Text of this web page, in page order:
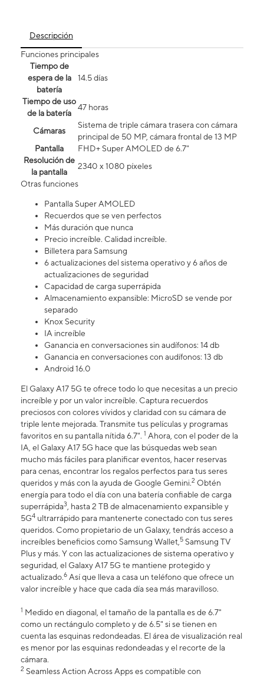
Descripción
Funciones principales
Tiempo de
espera de la
batería
14.5 días
Tiempo de uso
de la batería
47 horas
Cámaras
Sistema de triple cámara trasera con cámara
principal de 50 MP, cámara frontal de 13 MP
Pantalla
FHD+ Super AMOLED de 6.7"
Resolución de
la pantalla
2340 x 1080 píxeles
Otras funciones
Pantalla Super AMOLED
Recuerdos que se ven perfectos
Más duración que nunca
Precio increíble. Calidad increíble.
Billetera para Samsung
6 actualizaciones del sistema operativo y 6 años de
actualizaciones de seguridad
Capacidad de carga superrápida
Almacenamiento expansible: MicroSD se vende por
separado
Knox Security
IA increíble
Ganancia en conversaciones sin audífonos: 14 db
Ganancia en conversaciones con audífonos: 13 db
Android 16.0
El Galaxy A17 5G te ofrece todo lo que necesitas a un precio
increíble y por un valor increíble. Captura recuerdos
preciosos con colores vívidos y claridad con su cámara de
triple lente mejorada. Transmite tus películas y programas
favoritos en su pantalla nítida 6.7". 1 Ahora, con el poder de la
IA, el Galaxy A17 5G hace que las búsquedas web sean
mucho más fáciles para planificar eventos, hacer reservas
para cenas, encontrar los regalos perfectos para tus seres
queridos y más con la ayuda de Google Gemini.2 Obtén
energía para todo el día con una batería confiable de carga
superrápida3, hasta 2 TB de almacenamiento expansible y
5G4 ultrarrápido para mantenerte conectado con tus seres
queridos. Como propietario de un Galaxy, tendrás acceso a
increíbles beneficios como Samsung Wallet,5 Samsung TV
Plus y más. Y con las actualizaciones de sistema operativo y
seguridad, el Galaxy A17 5G te mantiene protegido y
actualizado.6 Así que lleva a casa un teléfono que ofrece un
valor increíble y hace que cada día sea más maravilloso.
1 Medido en diagonal, el tamaño de la pantalla es de 6.7"
como un rectángulo completo y de 6.5" si se tienen en
cuenta las esquinas redondeadas. El área de visualización real
es menor por las esquinas redondeadas y el recorte de la
cámara.
2 Seamless Action Across Apps es compatible con